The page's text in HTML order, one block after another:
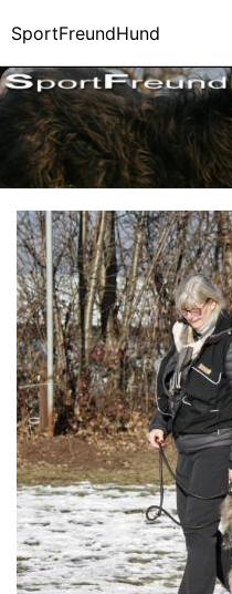
SportFreundHund